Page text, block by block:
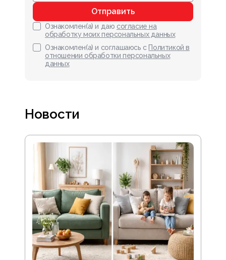
Отправить
Ознакомлен(а) и даю согласие на
обработку моих персональных данных
Ознакомлен(а) и соглашаюсь с Политикой в
отношении обработки персональных
данных
Новости